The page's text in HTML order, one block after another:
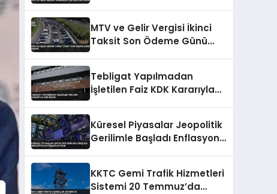
MTV ve Gelir Vergisi İkinci
Taksit Son Ödeme Günü
Tebligat Yapılmadan
İşletilen Faiz KDK Kararıyla
Küresel Piyasalar Jeopolitik
Gerilimle Başladı Enflasyon
KKTC Gemi Trafik Hizmetleri
Sistemi 20 Temmuz’da